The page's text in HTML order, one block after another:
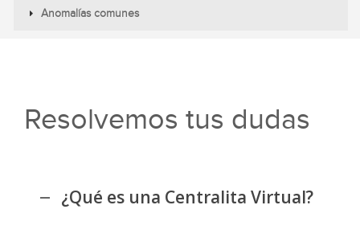
Anomalías comunes
Resolvemos tus dudas
¿Qué es una Centralita Virtual?